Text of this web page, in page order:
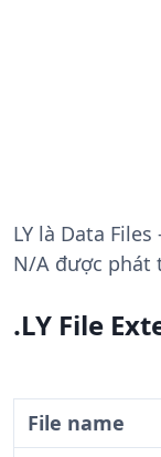
LY là Data
N/A được phát
.LY File
File name